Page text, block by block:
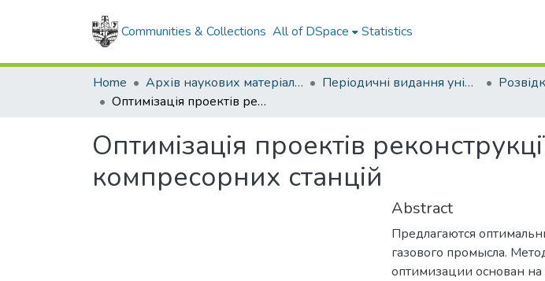
Communities & Collections All of DSpace Statistics
Home Архів наукових матеріалів Періодичні видання університету
Оптимізація проектів реконструкції та будівництва дотискних компресорних станцій
Оптимізація проектів
компресорних станцій
Abstract
Предлагаются
газового промысла.
оптимизации основан